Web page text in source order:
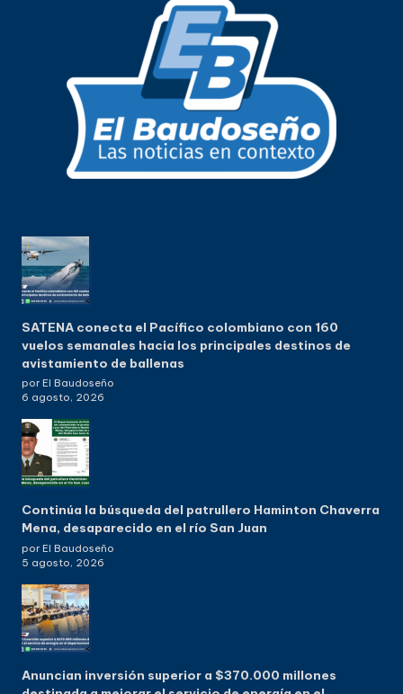
SATENA conecta el Pacífico colombiano con 160
vuelos semanales hacia los principales destinos de
avistamiento de ballenas
por El Baudoseño
6 agosto, 2026
Continúa la búsqueda del patrullero Haminton Chaverra
Mena, desaparecido en el río San Juan
por El Baudoseño
5 agosto, 2026
Anuncian inversión superior a $370.000 millones